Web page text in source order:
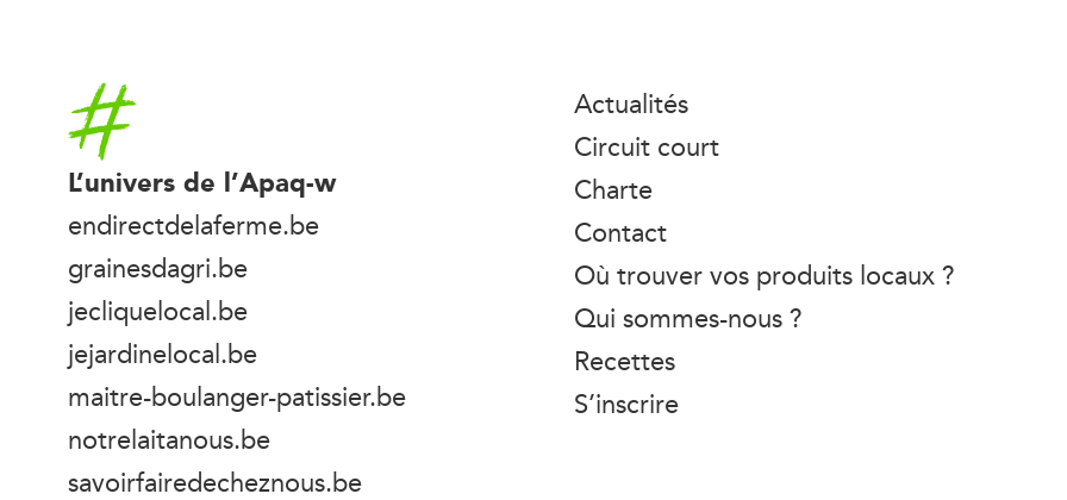
Accueil
L’univers de l’Apaq-w
endirectdelaferme.be
grainesdagri.be
jecliquelocal.be
jejardinelocal.be
maitre-boulanger-patissier.be
notrelaitanous.be
savoirfairedecheznous.be
Actualités
Circuit court
Charte
Contact
Où trouver vos produits locaux ?
Qui sommes-nous ?
Recettes
S’inscrire